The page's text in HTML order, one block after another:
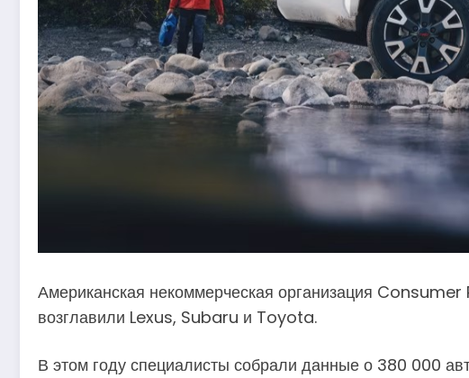
Американская некоммерческая организация
возглавили Lexus, Subaru и Toyota.
В этом году специалисты собрали данные о 380 000